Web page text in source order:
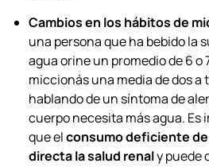
Cambios en los hábitos de
una persona que ha bebido la
agua orine un promedio de 6 o
miccionás una media de dos a
hablando de un síntoma de
cuerpo necesita más agua. Es
que elconsumo deficiente
directa la salud renaly puede